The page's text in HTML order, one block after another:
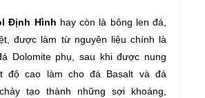
Định Hình hay còn là bông len đá,
được làm từ nguyên liệu chính là
Dolomite phụ, sau khi được nung
độ cao làm cho đá Basalt và đá
tạo thành những sợi khoáng,